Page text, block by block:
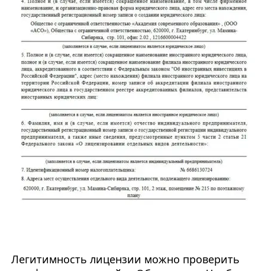
Легитимность лицензии можно проверить